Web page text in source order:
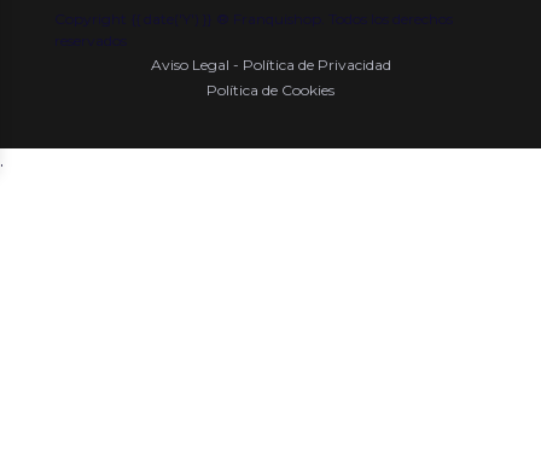
Copyright {{ date('Y') }} ® Franquishop. Todos los derechos
reservados
Aviso Legal - Política de Privacidad
Política de Cookies
.